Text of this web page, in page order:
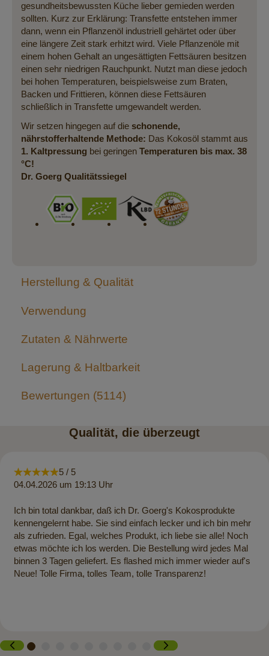
gesundheitsbewussten Küche lieber gemieden werden
sollten. Kurz zur Erklärung: Transfette entstehen immer
dann, wenn ein Pflanzenöl industriell gehärtet oder über
eine längere Zeit stark erhitzt wird. Viele Pflanzenöle mit
einem hohen Gehalt an ungesättigten Fettsäuren besitzen
einen sehr niedrigen Rauchpunkt. Nutzt man diese jedoch
bei hohen Temperaturen, beispielsweise zum Braten,
Backen und Frittieren, können diese Fettsäuren
schließlich in Transfette umgewandelt werden.
Wir setzen hingegen auf die schonende,
nährstofferhaltende Methode: Das Kokosöl stammt aus
1. Kaltpressung bei geringen Temperaturen bis max. 38
°C!
Dr. Goerg Qualitätssiegel
Herstellung & Qualität
Verwendung
Zutaten & Nährwerte
Lagerung & Haltbarkeit
Bewertungen 5114
Qualität, die überzeugt
5 / 5
04.04.2026 um 19:13 Uhr
Ich bin total dankbar, daß ich Dr. Goerg's Kokosprodukte
kennengelernt habe. Sie sind einfach lecker und ich bin mehr
als zufrieden. Egal, welches Produkt, ich liebe sie alle! Noch
etwas möchte ich los werden. Die Bestellung wird jedes Mal
binnen 3 Tagen geliefert. Es flashed mich immer wieder auf's
Neue! Tolle Firma, tolles Team, tolle Transparenz!